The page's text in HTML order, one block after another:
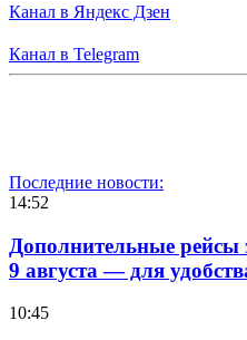
Канал в Яндекс Дзен
Канал в Telegram
Последние новости:
14:52
Дополнительные рейсы
9 августа — для
10:45